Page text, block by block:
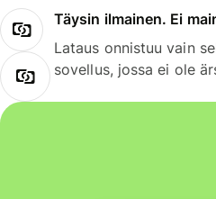
Täysin ilmainen. Ei
Lataus onnistuu vain
sovellus, jossa ei ole